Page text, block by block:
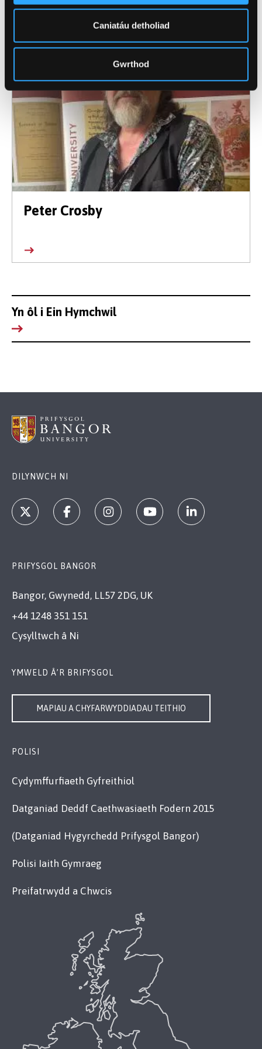
Caniatáu detholiad
Gwrthod
Peter Crosby
Yn ôl i Ein Hymchwil
DILYNWCH NI
PRIFYSGOL BANGOR
Bangor, Gwynedd, LL57 2DG, UK
+44 1248 351 151
Cysylltwch â Ni
YMWELD Â’R BRIFYSGOL
MAPIAU A CHYFARWYDDIADAU TEITHIO
POLISI
Cydymffurfiaeth Gyfreithiol
Datganiad Deddf Caethwasiaeth Fodern 2015
(Datganiad Hygyrchedd Prifysgol Bangor)
Polisi Iaith Gymraeg
Preifatrwydd a Chwcis